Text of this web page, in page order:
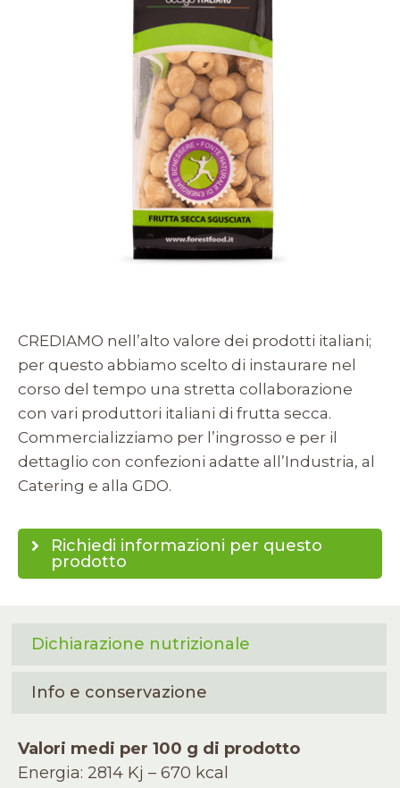
CREDIAMO nell’alto valore dei prodotti italiani;
per questo abbiamo scelto di instaurare nel
corso del tempo una stretta collaborazione
con vari produttori italiani di frutta secca.
Commercializziamo per l’ingrosso e per il
dettaglio con confezioni adatte all’Industria, al
Catering e alla GDO.
Richiedi informazioni per questo
prodotto
Dichiarazione nutrizionale
Info e conservazione
Valori medi per 100 g di prodotto
Energia: 2814 Kj – 670 kcal